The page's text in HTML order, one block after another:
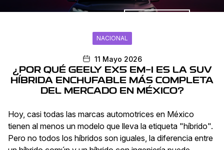
NACIONAL
11 Mayo 2026
¿POR QUÉ GEELY EX5 EM-I ES LA SUV
HÍBRIDA ENCHUFABLE MÁS COMPLETA
DEL MERCADO EN MÉXICO?
Hoy, casi todas las marcas automotrices en México
tienen al menos un modelo que lleva la etiqueta "híbrido".
Pero no todos los híbridos son iguales, la diferencia entre